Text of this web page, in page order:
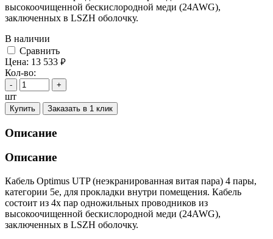
высокоочищенной бескислородной меди (24AWG),
заключенных в LSZH оболочку.
В наличии
Cравнить
Цена: 13 533 руб.
Кол-во:
- +
шт
Купить Заказать в 1 клик
Описание
Описание
Кабель Optimus UTP (неэкранированная витая пара) 4 пары,
категории 5e, для прокладки внутри помещения. Кабель
состоит из 4х пар одножильных проводников из
высокоочищенной бескислородной меди (24AWG),
заключенных в LSZH оболочку.